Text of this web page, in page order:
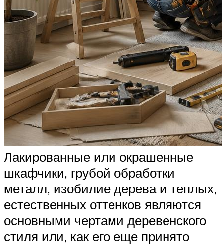
Лакированные или окрашенные
шкафчики, грубой обработки
металл, изобилие дерева и теплых,
естественных оттенков являются
основными чертами деревенского
стиля или, как его еще принято